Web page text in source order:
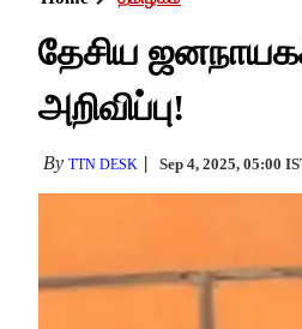
தேசிய
அறிவிப்பு!
By TTN DESK Sep 4, 2025, 05:00